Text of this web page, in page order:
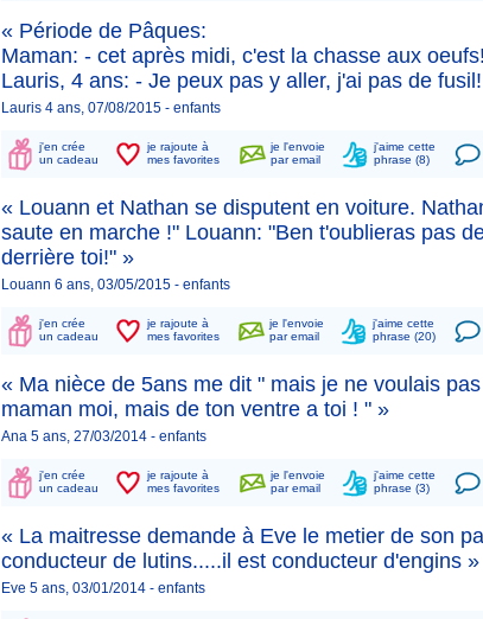
« Période de Pâques:
Maman: - cet après midi, c'est la chasse aux
Lauris, 4 ans: - Je peux pas y aller, j'ai pas de
Lauris 4 ans, 07/08/2015 - enfants
j'en crée
un cadeau
je rajoute à
mes favorites
je l'envoie
par email
j'aime cette
phrase (8)
« Louann et Nathan se disputent en voiture.
saute en marche !" Louann: "Ben t'oublieras pas
derrière toi!" »
Louann 6 ans, 03/05/2015 - enfants
j'en crée
un cadeau
je rajoute à
mes favorites
je l'envoie
par email
j'aime cette
phrase (20)
« Ma nièce de 5ans me dit " mais je ne voulais
maman moi, mais de ton ventre a toi ! " »
Ana 5 ans, 27/03/2014 - enfants
j'en crée
un cadeau
je rajoute à
mes favorites
je l'envoie
par email
j'aime cette
phrase (3)
« La maitresse demande à Eve le metier de son
conducteur de lutins.....il est conducteur d'engins »
Eve 5 ans, 03/01/2014 - enfants